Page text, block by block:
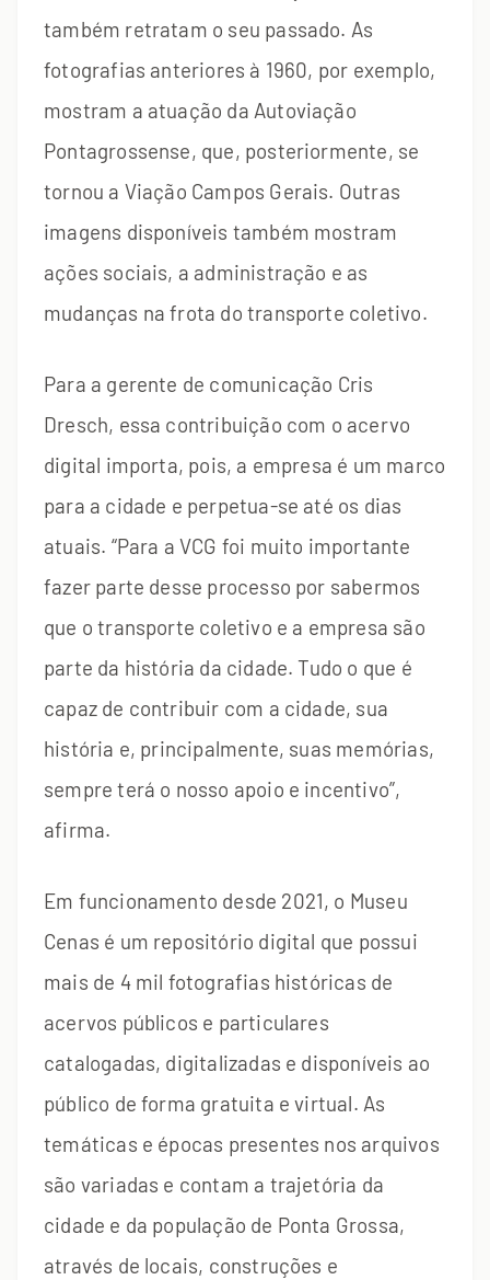
também retratam o seu passado. As
fotografias anteriores à 1960, por exemplo,
mostram a atuação da Autoviação
Pontagrossense, que, posteriormente, se
tornou a Viação Campos Gerais. Outras
imagens disponíveis também mostram
ações sociais, a administração e as
mudanças na frota do transporte coletivo.
Para a gerente de comunicação Cris
Dresch, essa contribuição com o acervo
digital importa, pois, a empresa é um marco
para a cidade e perpetua-se até os dias
atuais. “Para a VCG foi muito importante
fazer parte desse processo por sabermos
que o transporte coletivo e a empresa são
parte da história da cidade. Tudo o que é
capaz de contribuir com a cidade, sua
história e, principalmente, suas memórias,
sempre terá o nosso apoio e incentivo”,
afirma.
Em funcionamento desde 2021, o Museu
Cenas é um repositório digital que possui
mais de 4 mil fotografias históricas de
acervos públicos e particulares
catalogadas, digitalizadas e disponíveis ao
público de forma gratuita e virtual. As
temáticas e épocas presentes nos arquivos
são variadas e contam a trajetória da
cidade e da população de Ponta Grossa,
através de locais, construções e